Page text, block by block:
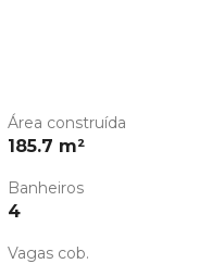
Área construída
185.7 m²
Banheiros
4
Vagas cob.